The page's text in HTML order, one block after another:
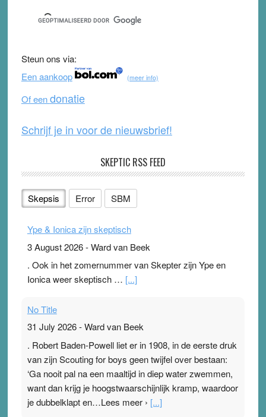
c
e
b
o
o
k
tt
er
u
T
b
e
d
Steun ons via:
Een aankoop
(meer info)
Of eendonatie
Schrijf je in voor de nieuwsbrief!
SKEPTIC RSS FEED
Skepsis Error SBM
Ype & Ionica zijn skeptisch
3 August 2026-Ward van Beek
. Ook in het zomernummer van Skepter zijn Ype en
Ionica weer skeptisch … [...]
No Title
31 July 2026-Ward van Beek
. Robert Baden-Powell liet er in 1908, in de eerste druk
van zijn Scouting for boys geen twijfel over bestaan:
‘Ga nooit pal na een maaltijd in diep water zwemmen,
want dan krijg je hoogstwaarschijnlijk kramp, waardoor
je dubbelklapt en…Lees meer › [...]